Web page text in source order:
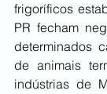
frigoríficos
PR fecham
determinados
de animais
indústrias de